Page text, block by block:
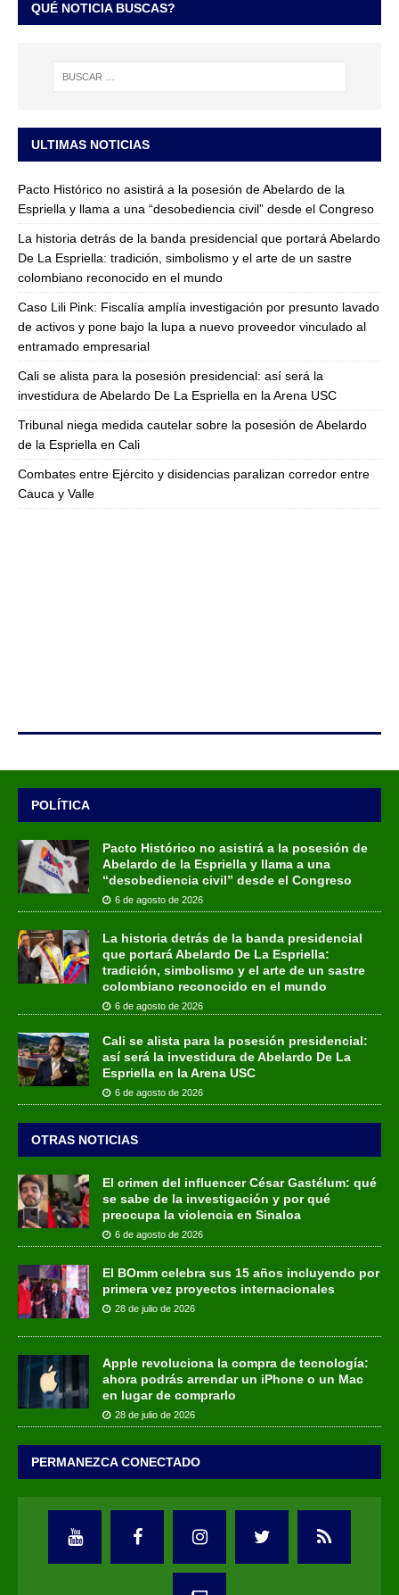
QUÉ NOTICIA BUSCAS?
ULTIMAS NOTICIAS
Pacto Histórico no asistirá a la posesión de Abelardo de la
Espriella y llama a una “desobediencia civil” desde el Congreso
La historia detrás de la banda presidencial que portará Abelardo
De La Espriella: tradición, simbolismo y el arte de un sastre
colombiano reconocido en el mundo
Caso Lili Pink: Fiscalía amplía investigación por presunto lavado
de activos y pone bajo la lupa a nuevo proveedor vinculado al
entramado empresarial
Cali se alista para la posesión presidencial: así será la
investidura de Abelardo De La Espriella en la Arena USC
Tribunal niega medida cautelar sobre la posesión de Abelardo
de la Espriella en Cali
Combates entre Ejército y disidencias paralizan corredor entre
Cauca y Valle
POLÍTICA
Pacto Histórico no asistirá a la posesión de
Abelardo de la Espriella y llama a una
“desobediencia civil” desde el Congreso
6 de agosto de 2026
La historia detrás de la banda presidencial
que portará Abelardo De La Espriella:
tradición, simbolismo y el arte de un sastre
colombiano reconocido en el mundo
6 de agosto de 2026
Cali se alista para la posesión presidencial:
así será la investidura de Abelardo De La
Espriella en la Arena USC
6 de agosto de 2026
OTRAS NOTICIAS
El crimen del influencer César Gastélum: qué
se sabe de la investigación y por qué
preocupa la violencia en Sinaloa
6 de agosto de 2026
El BOmm celebra sus 15 años incluyendo por
primera vez proyectos internacionales
28 de julio de 2026
Apple revoluciona la compra de tecnología:
ahora podrás arrendar un iPhone o un Mac
en lugar de comprarlo
28 de julio de 2026
PERMANEZCA CONECTADO